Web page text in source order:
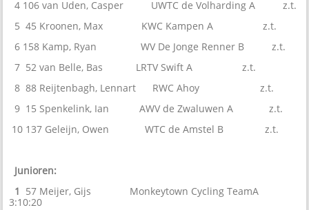
4 106 van Uden, Casper UWTC de Volharding A z.t.
5 45 Kroonen, Max KWC Kampen A z.t.
6 158 Kamp, Ryan WV De Jonge Renner B z.t.
7 52 van Belle, Bas LRTV Swift A z.t.
8 88 Reijtenbagh, Lennart RWC Ahoy z.t.
9 15 Spenkelink, Ian AWV de Zwaluwen A z.t.
10 137 Geleijn, Owen WTC de Amstel B z.t.
Junioren:
1 57 Meijer, Gijs Monkeytown Cycling TeamA
3:10:20